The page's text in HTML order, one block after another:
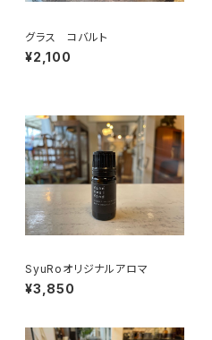
グラス コバルト
¥2,100
SyuRoオリジナルアロマ
¥3,850